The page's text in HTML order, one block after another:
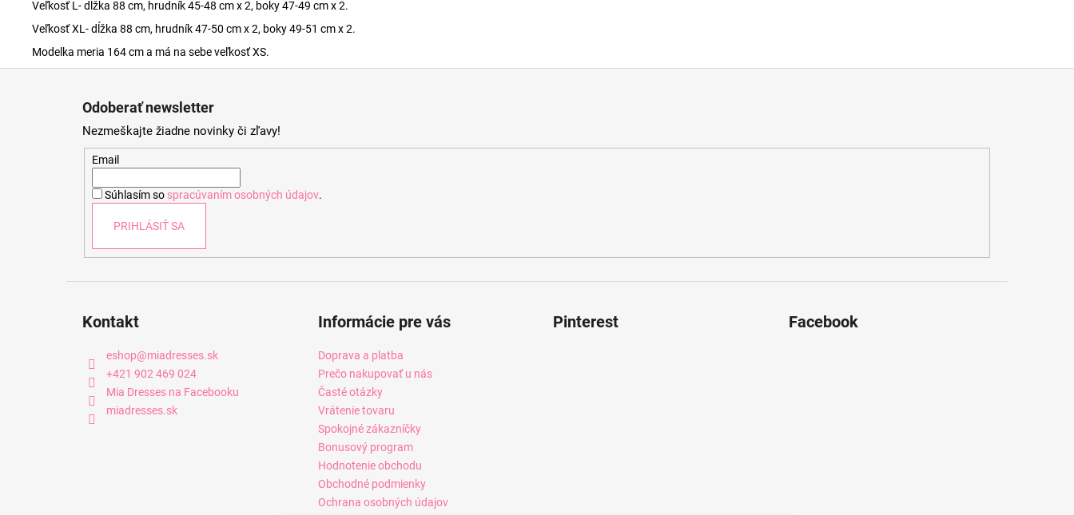
Veľkosť L- dĺžka 88 cm, hrudník 45-48 cm x 2, boky 47-49 cm x 2.
Veľkosť XL- dĺžka 88 cm, hrudník 47-50 cm x 2, boky 49-51 cm x 2.
Modelka meria 164 cm a má na sebe veľkosť XS.
Odoberať newsletter
Nezmeškajte žiadne novinky či zľavy!
Email
Súhlasím so spracúvaním osobných údajov.
PRIHLÁSIŤ SA
Kontakt
eshop@miadresses.sk
+421 902 469 024
Mia Dresses na Facebooku
miadresses.sk
Informácie pre vás
Doprava a platba
Prečo nakupovať u nás
Časté otázky
Vrátenie tovaru
Spokojné zákazníčky
Bonusový program
Hodnotenie obchodu
Obchodné podmienky
Ochrana osobných údajov
Pinterest Facebook